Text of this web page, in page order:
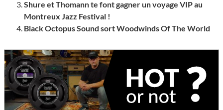
Shure et Thomann te font gagner un voyage VIP au
Montreux Jazz Festival !
Black Octopus Sound sort Woodwinds Of The World